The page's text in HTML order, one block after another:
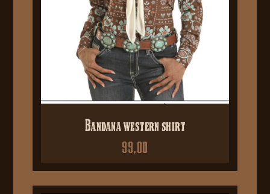
Bandana western shirt
99,00